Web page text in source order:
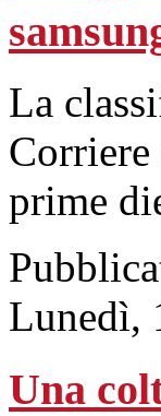
La
prime
Lunedì,
Una